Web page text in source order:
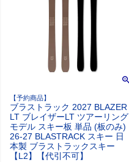
【予約商品】
ブラストラック 2027 BLAZER
LT ブレイザーLT ツアーリング
モデル スキー板 単品 (板のみ)
26-27 BLASTRACK スキー 日
本製 ブラストラックスキー
【L2】【代引不可】